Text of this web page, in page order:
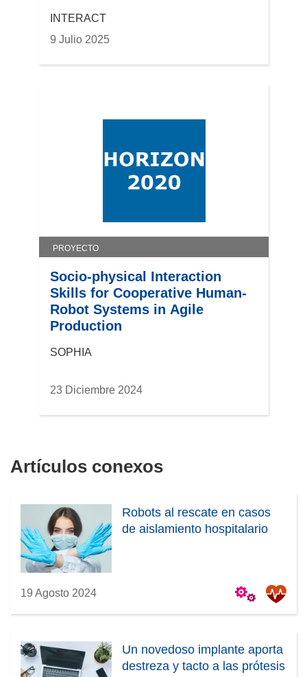
INTERACT
9 Julio 2025
PROYECTO
Socio-physical Interaction
Skills for Cooperative Human-
Robot Systems in Agile
Production
SOPHIA
23 Diciembre 2024
Artículos conexos
Robots al rescate en casos
de aislamiento hospitalario
19 Agosto 2024
Un novedoso implante aporta
destreza y tacto a las prótesis